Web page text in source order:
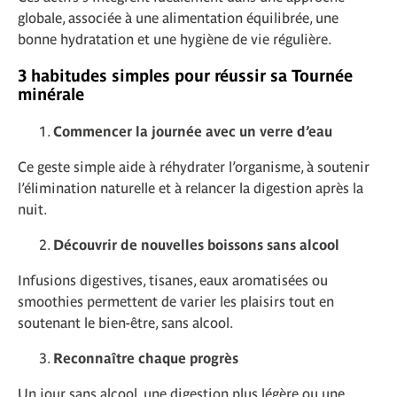
globale, associée à une alimentation équilibrée, une
bonne hydratation et une hygiène de vie régulière.
3 habitudes simples pour réussir sa Tournée
minérale
Commencer la journée avec un verre d’eau
Ce geste simple aide à réhydrater l’organisme, à soutenir
l’élimination naturelle et à relancer la digestion après la
nuit.
Découvrir de nouvelles boissons sans alcool
Infusions digestives, tisanes, eaux aromatisées ou
smoothies permettent de varier les plaisirs tout en
soutenant le bien-être, sans alcool.
Reconnaître chaque progrès
Un jour sans alcool, une digestion plus légère ou une